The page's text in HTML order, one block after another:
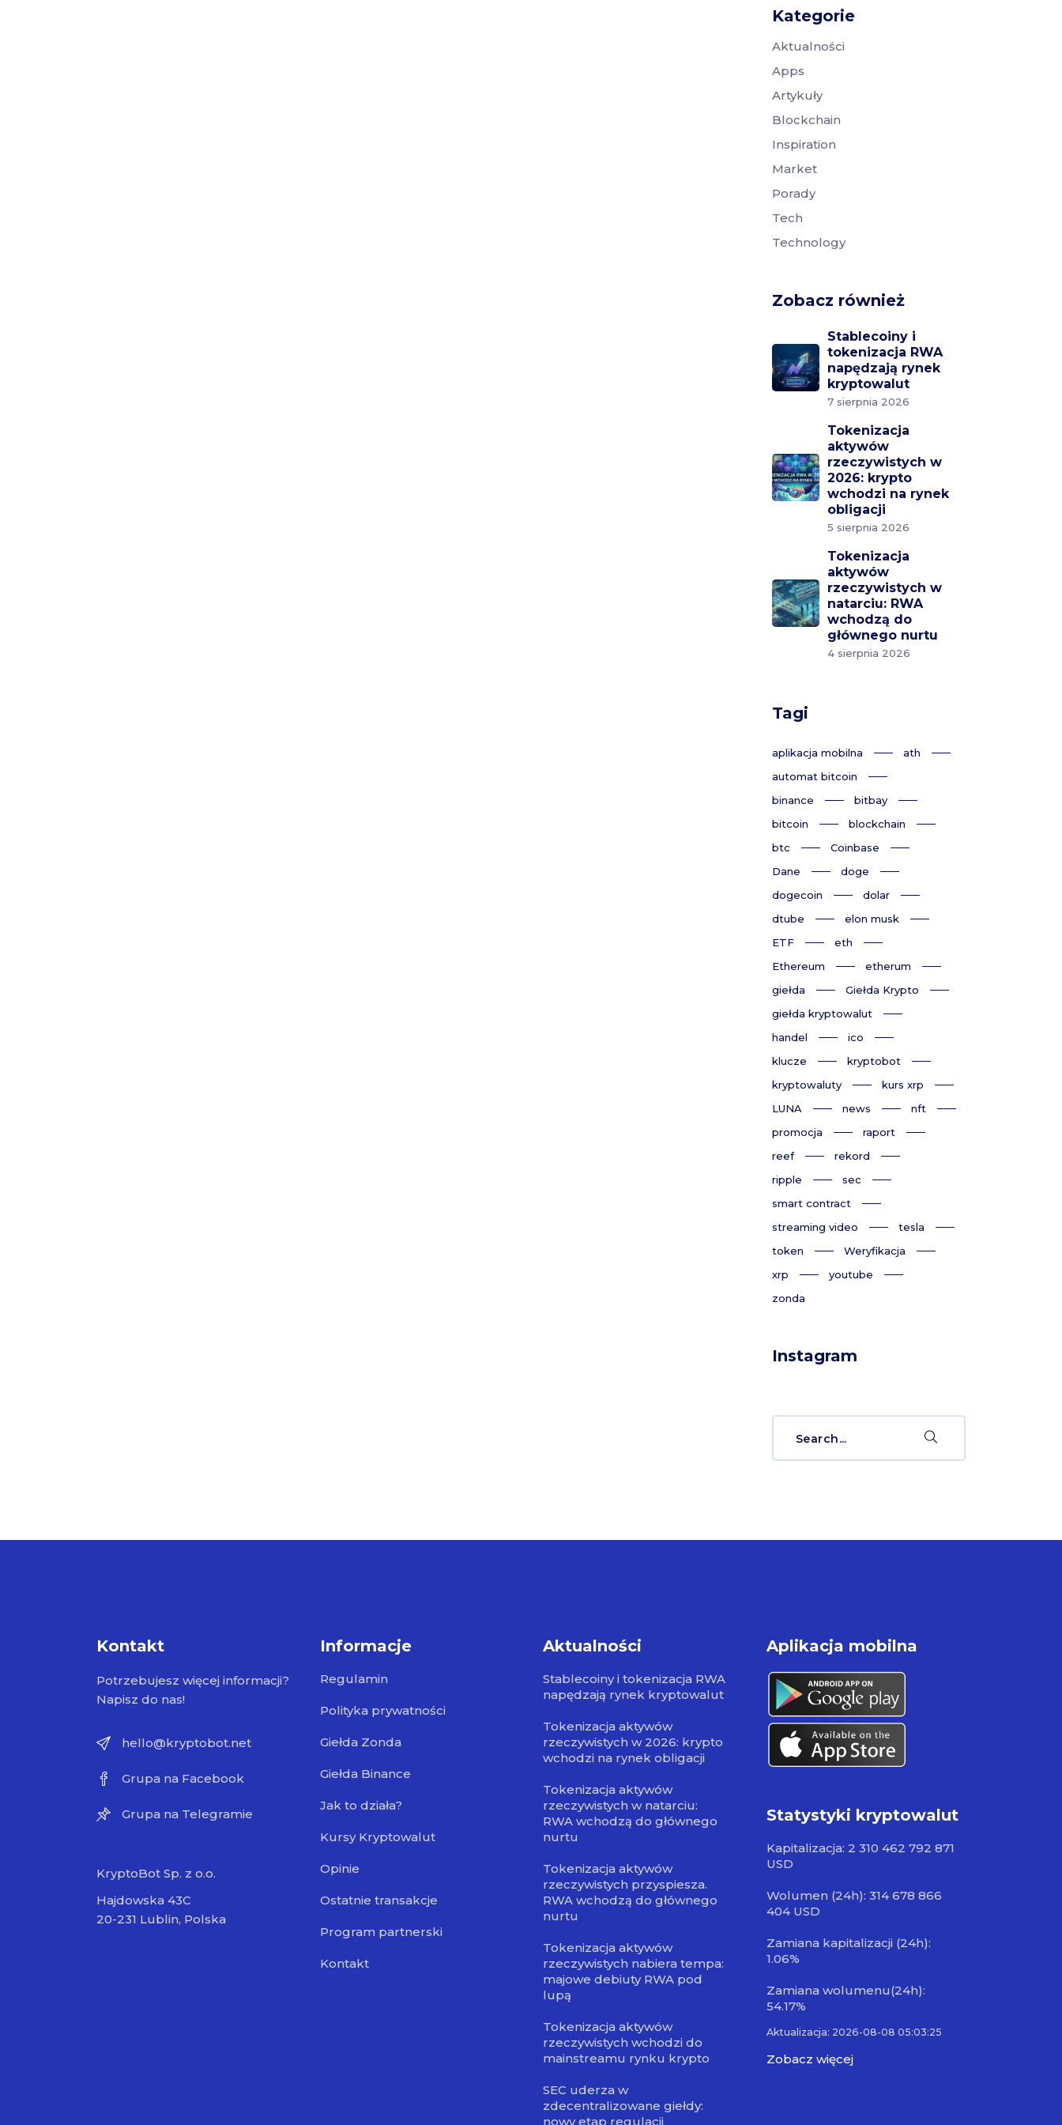
Kategorie
Aktualności
Apps
Artykuły
Blockchain
Inspiration
Market
Porady
Tech
Technology
Zobacz również
Stablecoiny i
tokenizacja RWA
napędzają rynek
kryptowalut
7 sierpnia 2026
Tokenizacja
aktywów
rzeczywistych w
2026: krypto
wchodzi na rynek
obligacji
5 sierpnia 2026
Tokenizacja
aktywów
rzeczywistych w
natarciu: RWA
wchodzą do
głównego nurtu
4 sierpnia 2026
Tagi
aplikacja mobilna
ath
automat bitcoin
binance
bitbay
bitcoin
blockchain
btc
Coinbase
Dane
doge
dogecoin
dolar
dtube
elon musk
ETF
eth
Ethereum
etherum
giełda
Giełda Krypto
giełda kryptowalut
handel
ico
klucze
kryptobot
kryptowaluty
kurs xrp
LUNA
news
nft
promocja
raport
reef
rekord
ripple
sec
smart contract
streaming video
tesla
token
Weryfikacja
xrp
youtube
zonda
Instagram
Kontakt
Potrzebujesz więcej informacji?
Napisz do nas!
hello@kryptobot.net
Grupa na Facebook
Grupa na Telegramie
KryptoBot Sp. z o.o.
Hajdowska 43C
20-231 Lublin, Polska
Informacje
Regulamin
Polityka prywatności
Giełda Zonda
Giełda Binance
Jak to działa?
Kursy Kryptowalut
Opinie
Ostatnie transakcje
Program partnerski
Kontakt
Aktualności
Stablecoiny i tokenizacja RWA
napędzają rynek kryptowalut
Tokenizacja aktywów
rzeczywistych w 2026: krypto
wchodzi na rynek obligacji
Tokenizacja aktywów
rzeczywistych w natarciu:
RWA wchodzą do głównego
nurtu
Tokenizacja aktywów
rzeczywistych przyspiesza.
RWA wchodzą do głównego
nurtu
Tokenizacja aktywów
rzeczywistych nabiera tempa:
majowe debiuty RWA pod
lupą
Tokenizacja aktywów
rzeczywistych wchodzi do
mainstreamu rynku krypto
SEC uderza w
zdecentralizowane giełdy:
nowy etap regulacji
Aplikacja mobilna
Statystyki kryptowalut
Kapitalizacja: 2 310 462 792 871
USD
Wolumen (24h): 314 678 866
404 USD
Zamiana kapitalizacji (24h):
1.06%
Zamiana wolumenu(24h):
54.17%
Aktualizacja: 2026-08-08 05:03:25
Zobacz więcej